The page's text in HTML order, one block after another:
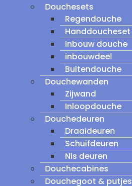
Douchesets
Regendouche
Handdoucheset
Inbouw douche
inbouwdeel
Buitendouche
Douchewanden
Zijwand
Inloopdouche
Douchedeuren
Draaideuren
Schuifdeuren
Nis deuren
Douchecabines
Douchegoot & putjes